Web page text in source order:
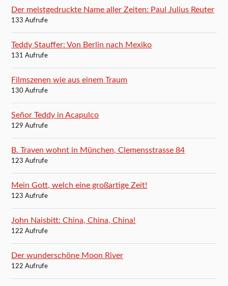
Der meistgedruckte Name aller Zeiten: Paul Julius Reuter
133 Aufrufe
Teddy Stauffer: Von Berlin nach Mexiko
131 Aufrufe
Filmszenen wie aus einem Traum
130 Aufrufe
Señor Teddy in Acapulco
129 Aufrufe
B. Traven wohnt in München, Clemensstrasse 84
123 Aufrufe
Mein Gott, welch eine großartige Zeit!
123 Aufrufe
John Naisbitt: China, China, China!
122 Aufrufe
Der wunderschöne Moon River
122 Aufrufe